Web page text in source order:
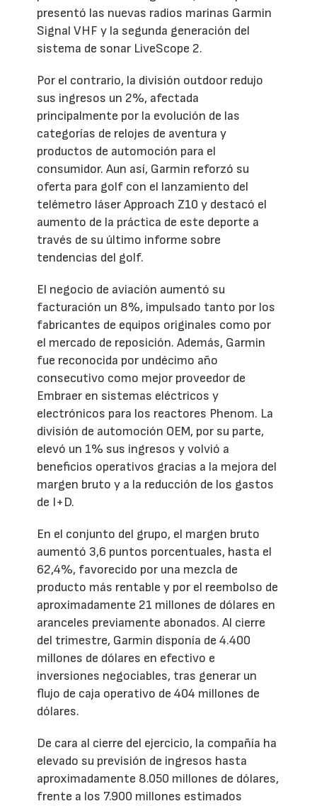
presentó las nuevas radios marinas Garmin
Signal VHF y la segunda generación del
sistema de sonar LiveScope 2.
Por el contrario, la división outdoor redujo
sus ingresos un 2%, afectada
principalmente por la evolución de las
categorías de relojes de aventura y
productos de automoción para el
consumidor. Aun así, Garmin reforzó su
oferta para golf con el lanzamiento del
telémetro láser Approach Z10 y destacó el
aumento de la práctica de este deporte a
través de su último informe sobre
tendencias del golf.
El negocio de aviación aumentó su
facturación un 8%, impulsado tanto por los
fabricantes de equipos originales como por
el mercado de reposición. Además, Garmin
fue reconocida por undécimo año
consecutivo como mejor proveedor de
Embraer en sistemas eléctricos y
electrónicos para los reactores Phenom. La
división de automoción OEM, por su parte,
elevó un 1% sus ingresos y volvió a
beneficios operativos gracias a la mejora del
margen bruto y a la reducción de los gastos
de I+D.
En el conjunto del grupo, el margen bruto
aumentó 3,6 puntos porcentuales, hasta el
62,4%, favorecido por una mezcla de
producto más rentable y por el reembolso de
aproximadamente 21 millones de dólares en
aranceles previamente abonados. Al cierre
del trimestre, Garmin disponía de 4.400
millones de dólares en efectivo e
inversiones negociables, tras generar un
flujo de caja operativo de 404 millones de
dólares.
De cara al cierre del ejercicio, la compañía ha
elevado su previsión de ingresos hasta
aproximadamente 8.050 millones de dólares,
frente a los 7.900 millones estimados